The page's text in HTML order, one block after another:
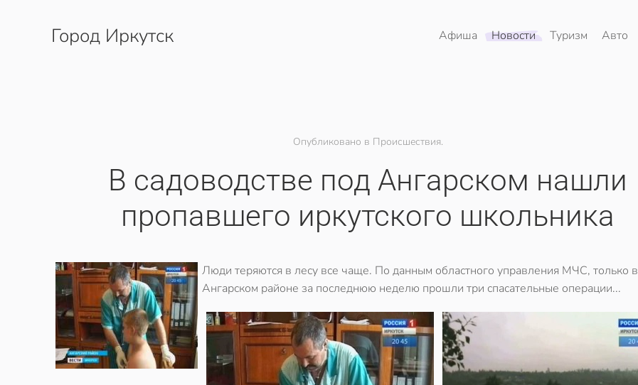
Перейти к содержимому
Город Иркутск Афиша Новости Туризм Авто
Опубликовано в Происшествия.
В садоводстве под Ангарском нашли
пропавшего иркутского школьника
Люди теряются в лесу все чаще. По данным областного управления МЧС, только в
Ангарском районе за последнюю неделю прошли три спасательные операции...